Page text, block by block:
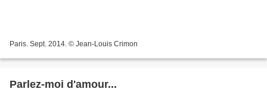
Paris. Sept. 2014. © Jean-Louis Crimon
Parlez-moi d'amour...